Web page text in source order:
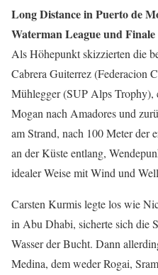
Long Distance in Puerto de
Waterman League und
Als Höhepunkt skizzierten die
Cabrera Guiterrez (Federacion
Mühlegger (SUP Alps Trophy),
Mogan nach Amadores und
am Strand, nach 100 Meter der
an der Küste entlang,
idealer Weise mit Wind und
Carsten Kurmis legte los wie
in Abu Dhabi, sicherte sich die
Wasser der Bucht. Dann
Medina, dem weder Rogai,